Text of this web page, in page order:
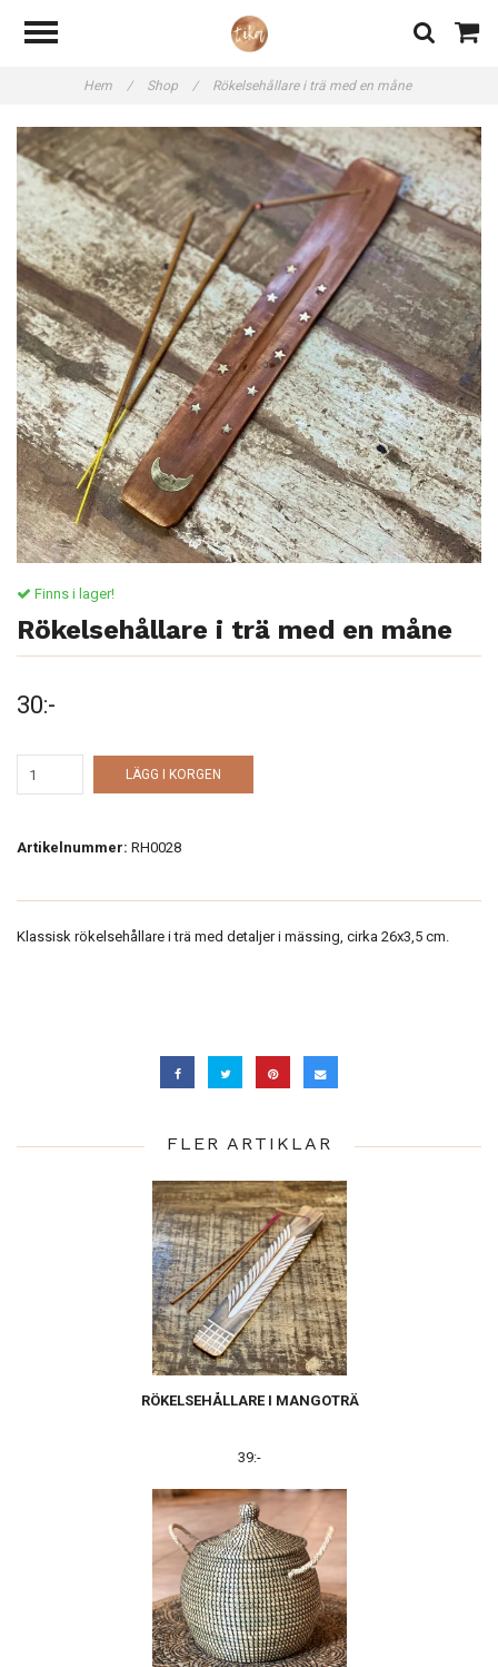
Hem / Shop / Rökelsehållare i trä med en måne
Finns i lager!
Rökelsehållare i trä med en måne
30:-
LÄGG I KORGEN
Artikelnummer: RH0028
Klassisk rökelsehållare i trä med detaljer i mässing, cirka 26x3,5 cm.
FLER ARTIKLAR
RÖKELSEHÅLLARE I MANGOTRÄ
39:-